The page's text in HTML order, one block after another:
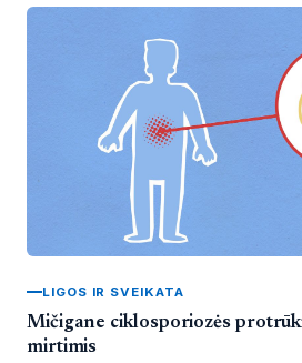
LIGOS IR SVEIKATA
Mičigane ciklosporiozės
mirtimis